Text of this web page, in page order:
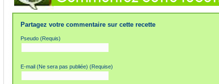
Partagez votre commentaire sur cette recette
Pseudo (Requis)
E-mail (Ne sera pas publiée) (Requise)